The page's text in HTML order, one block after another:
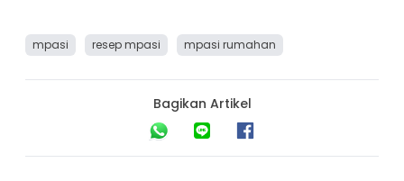
mpasi resep mpasi mpasi rumahan
Bagikan Artikel